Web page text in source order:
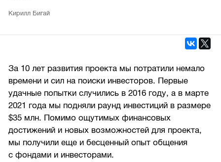
Кирилл Бигай
За 10 лет развития проекта мы потратили немало
времени и сил на поиски инвесторов. Первые
удачные попытки случились в 2016 году, а в марте
2021 года мы подняли раунд инвестиций в размере
$35 млн. Помимо ощутимых финансовых
достижений и новых возможностей для проекта,
мы получили еще и бесценный опыт общения
с фондами и инвесторами.